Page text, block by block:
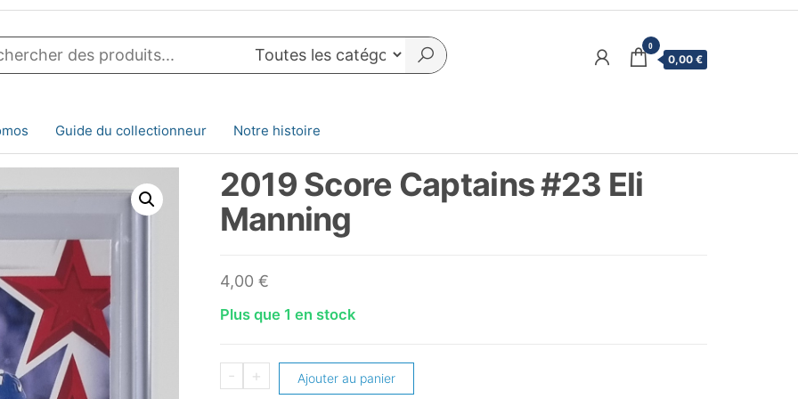
0
0,00 €
Guide du collectionneur Notre histoire
2019 Score Captains #23 Eli
Manning
4,00 €
Plus que 1 en stock
-
quantité
+ Ajouter au panier